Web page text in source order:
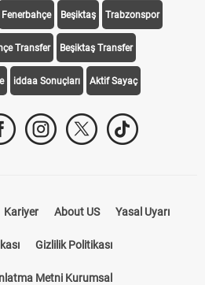
Fenerbahçe Beşiktaş Trabzonspor
Transfer Beşiktaş Transfer
iddaa Sonuçları Aktif Sayaç
Kariyer About US Yasal Uyarı
Gizlilik Politikası
Metni Kurumsal